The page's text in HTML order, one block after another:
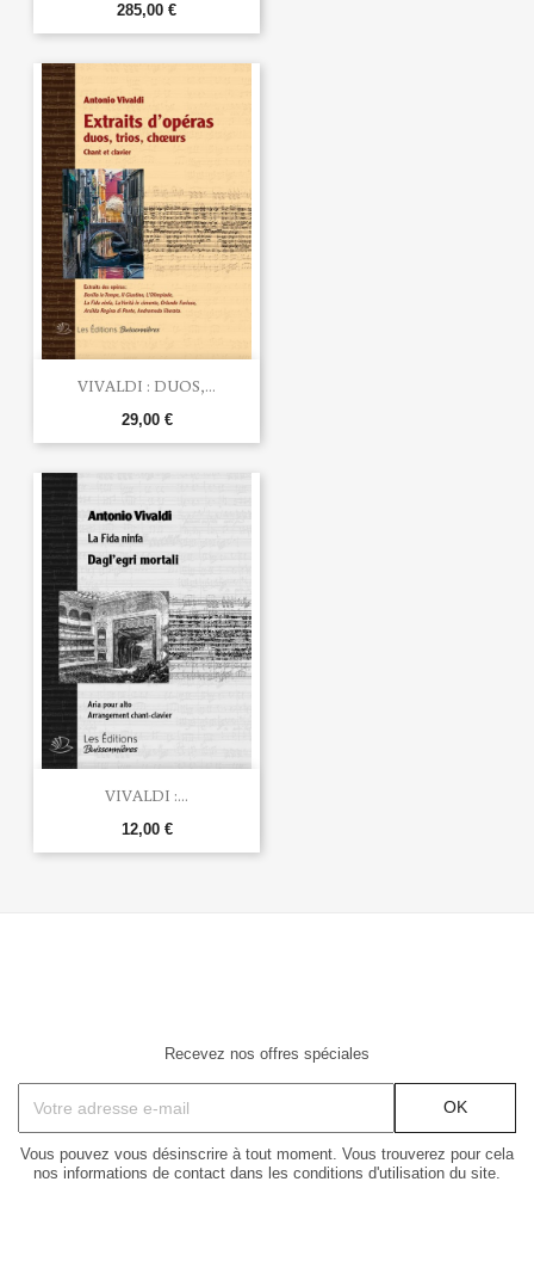
285,00 €
VIVALDI : DUOS,...
29,00 €
VIVALDI :...
12,00 €
Recevez nos offres spéciales
Vous pouvez vous désinscrire à tout moment. Vous trouverez pour cela
nos informations de contact dans les conditions d'utilisation du site.